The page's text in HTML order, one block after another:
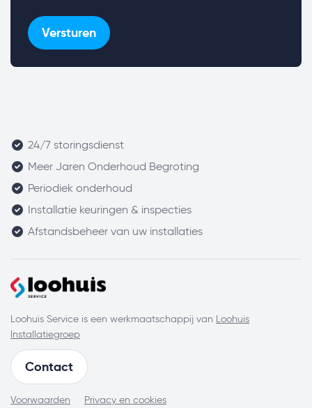
Versturen
24/7 storingsdienst
Meer Jaren Onderhoud Begroting
Periodiek onderhoud
Installatie keuringen & inspecties
Afstandsbeheer van uw installaties
Loohuis Service is een werkmaatschappij van Loohuis
Installatiegroep
Contact
Voorwaarden Privacy en cookies